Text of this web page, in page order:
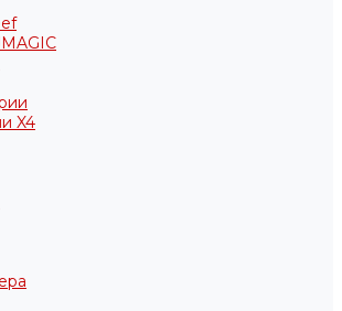
X4